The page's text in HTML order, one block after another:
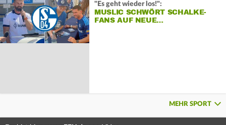
"Es geht wieder los!":
MUSLIC SCHWÖRT SCHALKE-
FANS AUF NEUE…
MEHR SPORT